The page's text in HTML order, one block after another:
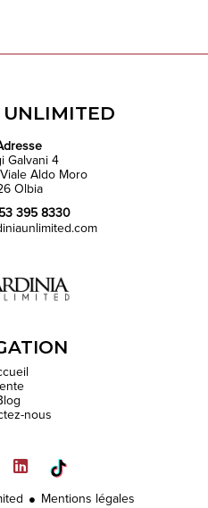
Galvani 4
Aldo Moro
Olbia
395 8330
nous
Mentions légales